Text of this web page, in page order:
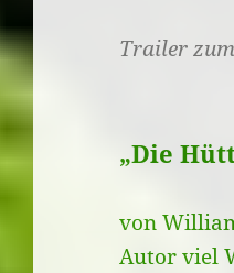
Trailer
„Die
von
Autor viel